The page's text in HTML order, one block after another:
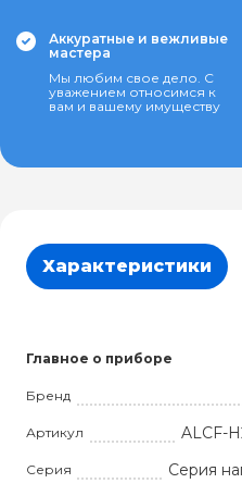
Аккуратные и вежливые
мастера
Мы любим свое дело. С
уважением относимся к
вам и вашему имуществу
Характеристики
Главное о приборе
Бренд
Артикул ALCF-
Серия Серия